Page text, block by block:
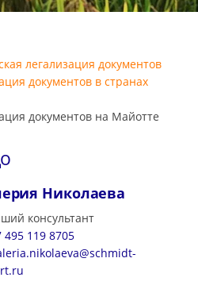
легализация документов
документов в странах
документов на Майотте
Николаева
консультант
495 119 8705